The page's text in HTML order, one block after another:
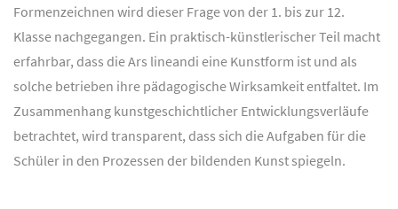
Formenzeichnen wird dieser Frage von der 1. bis zur 12.
Klasse nachgegangen. Ein praktisch-künstlerischer Teil macht
erfahrbar, dass die Ars lineandi eine Kunstform ist und als
solche betrieben ihre pädagogische Wirksamkeit entfaltet. Im
Zusammenhang kunstgeschichtlicher Entwicklungsverläufe
betrachtet, wird transparent, dass sich die Aufgaben für die
Schüler in den Prozessen der bildenden Kunst spiegeln.